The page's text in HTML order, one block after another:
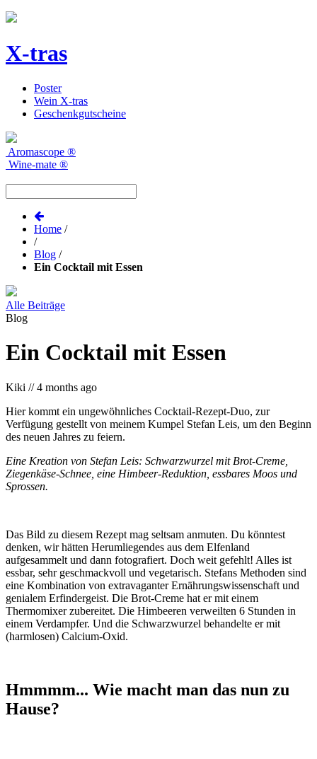
X-tras
Poster
Wein X-tras
Geschenkgutscheine
Aromascope ®
Wine-mate ®
Home /
/
Blog /
Ein Cocktail mit Essen
Alle Beiträge
Blog
Ein Cocktail mit Essen
Kiki // 4 months ago
Hier kommt ein ungewöhnliches Cocktail-Rezept-Duo, zur
Verfügung gestellt von meinem Kumpel Stefan Leis, um den Beginn
des neuen Jahres zu feiern.
Eine Kreation von Stefan Leis: Schwarzwurzel mit Brot-Creme,
Ziegenkäse-Schnee, eine Himbeer-Reduktion, essbares Moos und
Sprossen.
Das Bild zu diesem Rezept mag seltsam anmuten. Du könntest
denken, wir hätten Herumliegendes aus dem Elfenland
aufgesammelt und dann fotografiert. Doch weit gefehlt! Alles ist
essbar, sehr geschmackvoll und vegetarisch. Stefans Methoden sind
eine Kombination von extravaganter Ernährungswissenschaft und
genialem Erfindergeist. Die Brot-Creme hat er mit einem
Thermomixer zubereitet. Die Himbeeren verweilten 6 Stunden in
einem Verdampfer. Und die Schwarzwurzel behandelte er mit
(harmlosen) Calcium-Oxid.
Hmmmm... Wie macht man das nun zu
Hause?